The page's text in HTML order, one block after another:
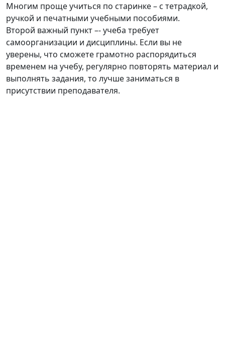
Многим проще учиться по старинке – с тетрадкой,
ручкой и печатными учебными пособиями.
Второй важный пункт –- учеба требует
самоорганизации и дисциплины. Если вы не
уверены, что сможете грамотно распорядиться
временем на учебу, регулярно повторять материал и
выполнять задания, то лучше заниматься в
присутствии преподавателя.